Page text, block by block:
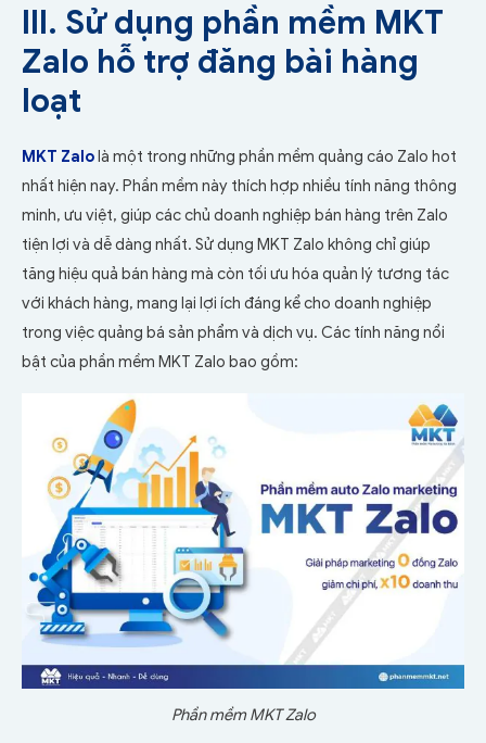
III. Sử dụng phần mềm MKT
Zalo hỗ trợ đăng bài hàng
loạt
MKT Zalolà một trong những phần mềm quảng cáo Zalo hot
nhất hiện nay. Phần mềm này thích hợp nhiều tính năng thông
minh, ưu việt, giúp các chủ doanh nghiệp bán hàng trên Zalo
tiện lợi và dễ dàng nhất. Sử dụng MKT Zalo không chỉ giúp
tăng hiệu quả bán hàng mà còn tối ưu hóa quản lý tương tác
với khách hàng, mang lại lợi ích đáng kể cho doanh nghiệp
trong việc quảng bá sản phẩm và dịch vụ. Các tính năng nổi
bật của phần mềm MKT Zalo bao gồm:
Phần mềm MKT Zalo